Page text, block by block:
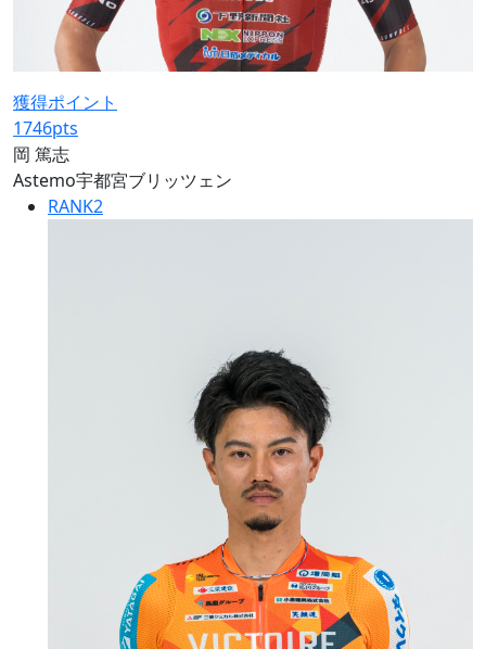
獲得ポイント
1746pts
岡 篤志
Astemo宇都宮ブリッツェン
RANK2